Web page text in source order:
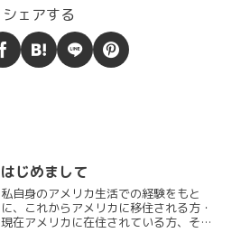
シェアする
はじめまして
私自身のアメリカ生活での経験をもと
に、これからアメリカに移住される方・
現在アメリカに在住されている方、そし